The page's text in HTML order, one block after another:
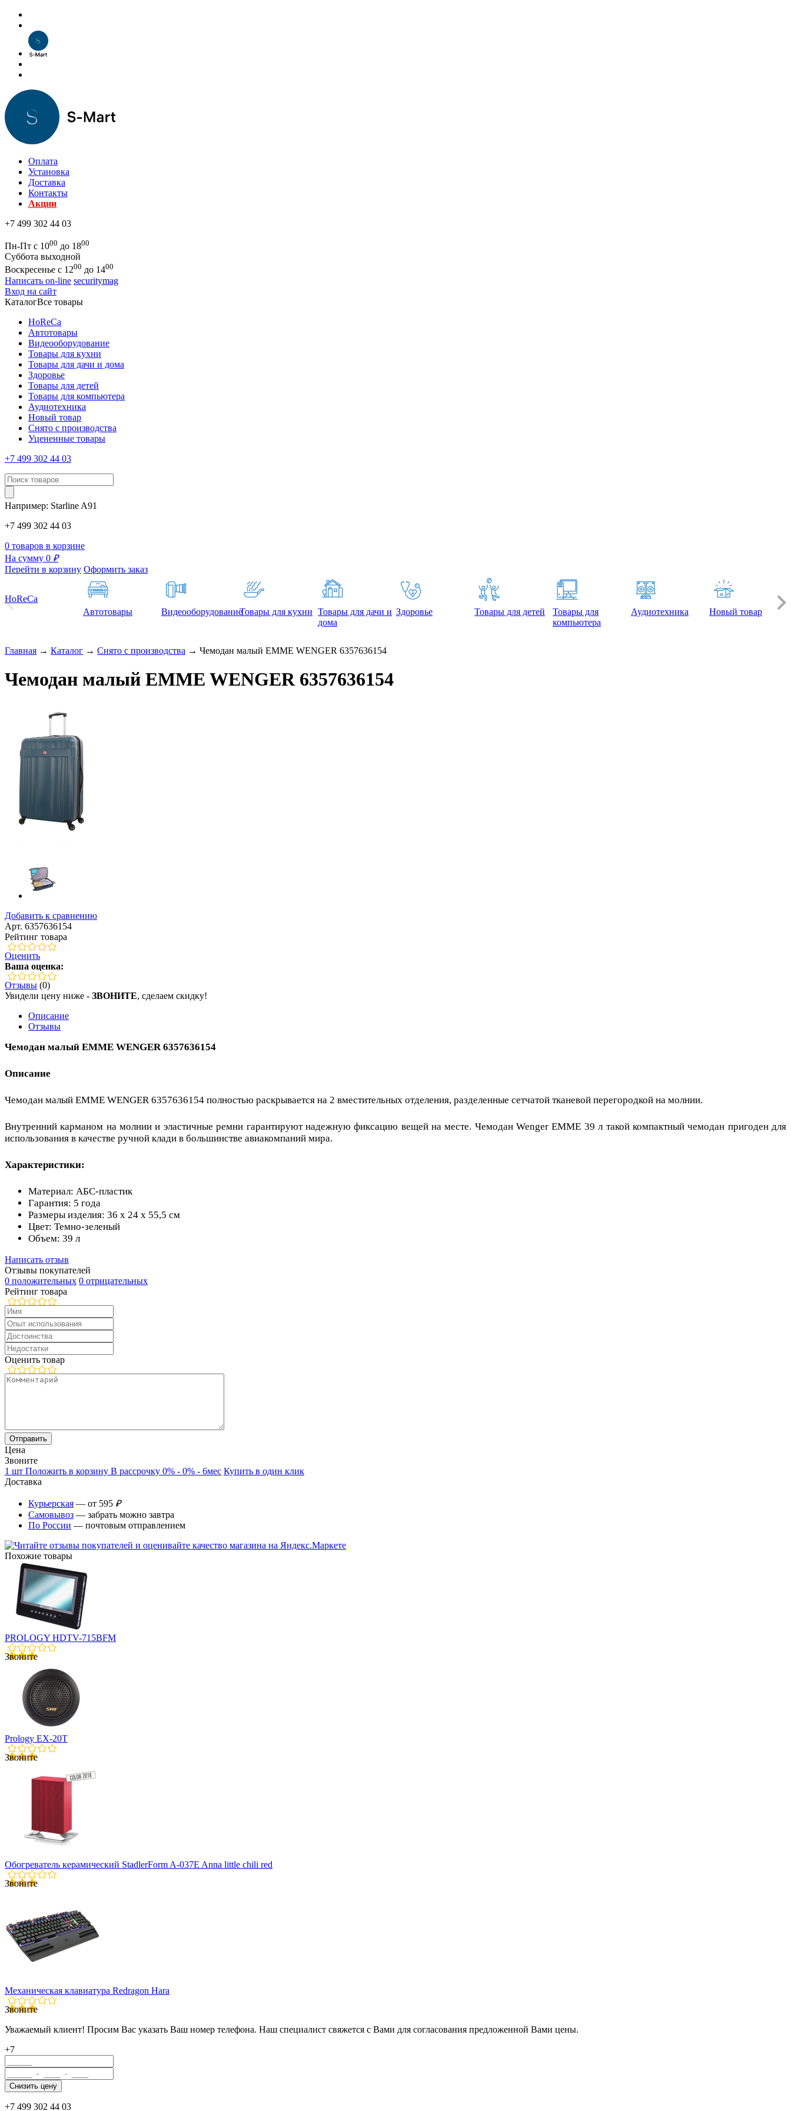
Оплата
Установка
Доставка
Контакты
Акции
+7 499 302 44 03
Пн-Пт с 1000 до 1800
Суббота выходной
Воскресенье с 1200 до 1400
Написать on-line securitymag
Вход на сайт
КаталогВсе товары
HoReCa
Автотовары
Видеооборудование
Товары для кухни
Товары для дачи и дома
Здоровье
Товары для детей
Товары для компьютера
Аудиотехника
Новый товар
Снято с производства
Уцененные товары
+7 499 302 44 03
Например: Starline A91
+7 499 302 44 03
0 товаров в корзине
На сумму 0 ₽
Перейти в корзину Оформить заказ
HoReCa
Автотовары
ВидеооборудованиеТовары для кухни Товары для дачи и
дома
Здоровье Товары для детей
Товары для
компьютера
Аудиотехника Новый товар
Главная → Каталог → Снято с производства → Чемодан малый EMME WENGER 6357636154
Чемодан малый EMME WENGER 6357636154
Добавить к сравнению
Арт. 6357636154
Рейтинг товара
Оценить
Ваша оценка:
Отзывы (0)
Увидели цену ниже - ЗВОНИТЕ, сделаем скидку!
Описание
Отзывы
Чемодан малый EMME WENGER 6357636154
Описание
Чемодан малый EMME WENGER 6357636154 полностью раскрывается на 2 вместительных отделения, разделенные сетчатой тканевой перегородкой на молнии.
Внутренний карманом на молнии и эластичные ремни гарантируют надежную фиксацию вещей на месте. Чемодан Wenger EMME 39 л такой компактный чемодан пригоден для
использования в качестве ручной клади в большинстве авиакомпаний мира.
Характеристики:
Материал: АБС-пластик
Гарантия: 5 года
Размеры изделия: 36 x 24 x 55,5 см
Цвет: Темно-зеленый
Объем: 39 л
Написать отзыв
Отзывы покупателей
0 положительных 0 отрицательных
Рейтинг товара
Оценить товар
Цена
Звоните
1 шт Положить в корзину В рассрочку 0% - 0% - 6мес Купить в один клик
Доставка
Курьерская — от 595 ₽
Самовывоз — забрать можно завтра
По России — почтовым отправлением
Похожие товары
PROLOGY HDTV-715BFM
Звоните
Prology EX-20T
Звоните
Обогреватель керамический StadlerForm A-037E Anna little chili red
Звоните
Механическая клавиатура Redragon Hara
Звоните
Уважаемый клиент! Просим Вас указать Ваш номер телефона. Наш специалист свяжется с Вами для согласования предложенной Вами цены.
+7
+7 499 302 44 03